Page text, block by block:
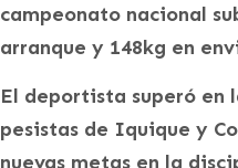
campeonato nacional
arranque y 148kg en
El deportista superó en
pesistas de Iquique y
nuevas metas en la